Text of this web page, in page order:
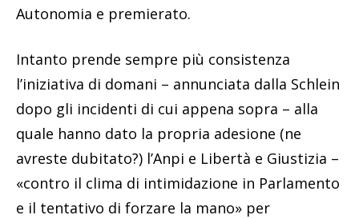
Autonomia e premierato.
Intanto prende sempre più consistenza
l’iniziativa di domani – annunciata dalla Schlein
dopo gli incidenti di cui appena sopra – alla
quale hanno dato la propria adesione (ne
avreste dubitato?) l’Anpi e Libertà e Giustizia –
«contro il clima di intimidazione in Parlamento
e il tentativo di forzare la mano» per